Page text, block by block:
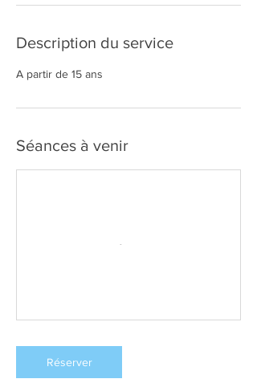
Description du service
A partir de 15 ans
Séances à venir
Réserver